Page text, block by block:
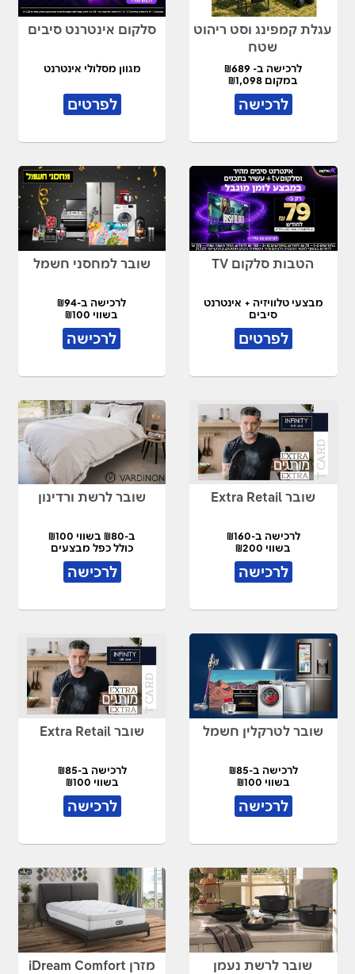
עגלת קמפינג וסט ריהוט
שטח
לרכישה ב- ₪689
במקום ₪1,098
לרכישה
סלקום אינטרנט סיבים
מגוון מסלולי אינטרנט
לפרטים
הטבות סלקום TV
מבצעי טלוויזיה + אינטרנט
סיבים
לפרטים
שובר למחסני חשמל
לרכישה ב-₪94
בשווי ₪100
לרכישה
שובר Extra Retail
לרכישה ב-₪160
בשווי ₪200
לרכישה
שובר לרשת ורדינון
ב-₪80 בשווי ₪100
כולל כפל מבצעים
לרכישה
שובר לטרקלין חשמל
לרכישה ב-₪85
בשווי ₪100
לרכישה
שובר Extra Retail
לרכישה ב-₪85
בשווי ₪100
לרכישה
שובר לרשת נעמן מזרן iDream Comfort